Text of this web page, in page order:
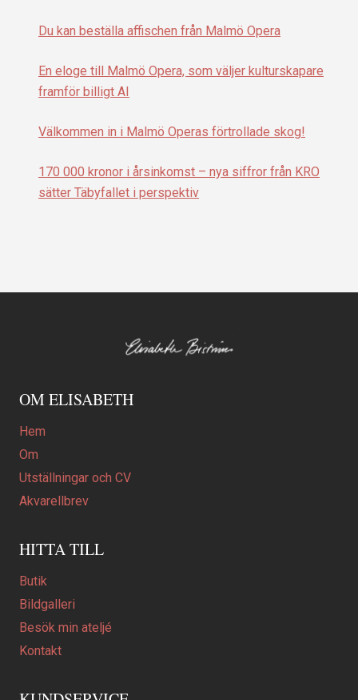
Du kan beställa affischen från Malmö Opera
En eloge till Malmö Opera, som väljer kulturskapare
framför billigt AI
Välkommen in i Malmö Operas förtrollade skog!
170 000 kronor i årsinkomst – nya siffror från KRO
sätter Täbyfallet i perspektiv
OM ELISABETH
Hem
Om
Utställningar och CV
Akvarellbrev
HITTA TILL
Butik
Bildgalleri
Besök min ateljé
Kontakt